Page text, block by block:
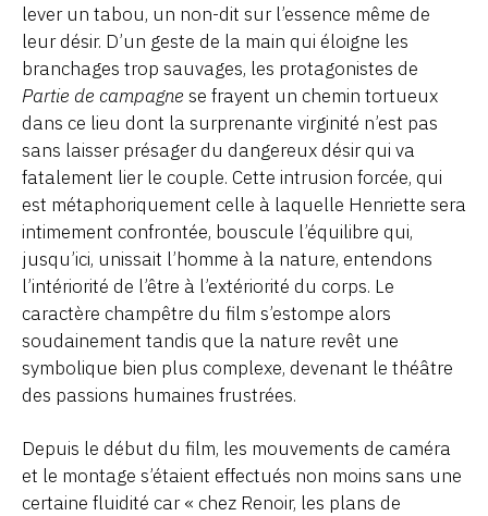
lever un tabou, un non-dit sur l’essence même de
leur désir. D’un geste de la main qui éloigne les
branchages trop sauvages, les protagonistes de
Partie de campagne se frayent un chemin tortueux
dans ce lieu dont la surprenante virginité n’est pas
sans laisser présager du dangereux désir qui va
fatalement lier le couple. Cette intrusion forcée, qui
est métaphoriquement celle à laquelle Henriette sera
intimement confrontée, bouscule l’équilibre qui,
jusqu’ici, unissait l’homme à la nature, entendons
l’intériorité de l’être à l’extériorité du corps. Le
caractère champêtre du film s’estompe alors
soudainement tandis que la nature revêt une
symbolique bien plus complexe, devenant le théâtre
des passions humaines frustrées.
Depuis le début du film, les mouvements de caméra
et le montage s’étaient effectués non moins sans une
certaine fluidité car « chez Renoir, les plans de